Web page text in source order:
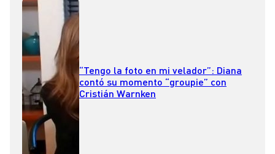
“Tengo la foto en mi velador”: Diana
contó su momento “groupie” con
Cristián Warnken